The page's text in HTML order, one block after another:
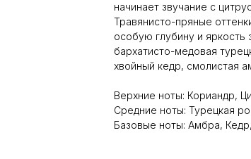
начинает звучание с
Травянисто-пряные
особую глубину и яркость
бархатисто-медовая
хвойный кедр, смолистая
Верхние ноты: Кориандр,
Средние ноты: Турецкая
Базовые ноты: Амбра,